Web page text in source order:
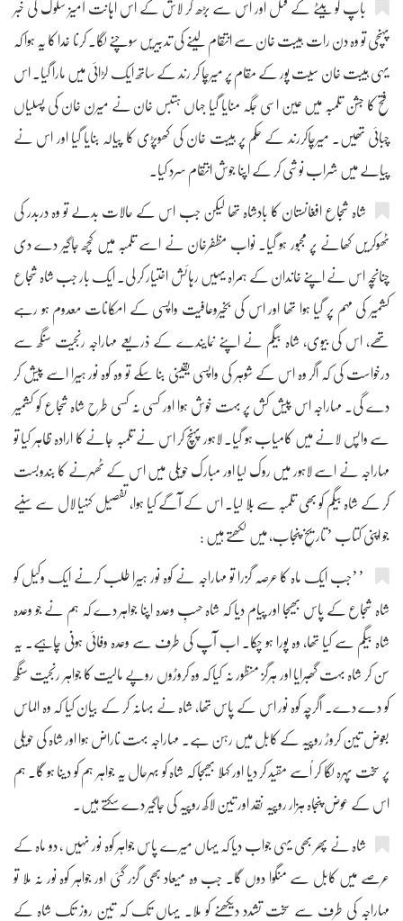
باپ کو بیٹے کے قتل اور اس سے بڑھ کر لاش کے اس اہانت آمیز سلوک کی خبر
پہنچی تو وہ دن رات ہیبت خان سے انتقام لینے کی تدبیریں سوچنے لگا۔ کرنا خدا کا یہ ہوا کہ
یہی ہیبت خان سیت پور کے مقام پر میرچا کر رند کے ساتھ ایک لڑائی میں مارا گیا۔ اس
فتح کا جشن تلمبہ میں عین اسی جگہ منایا گیا جہاں ہتبس خان نے میرن خان کی پسلیاں
چبائی تھیں۔ میرچاکررند کے حکم پر ہیبت خان کی کھوپڑی کا پیالہ بنایا گیا اور اس نے
پیالے میں شراب نوشی کر کے اپنا جوش انتقام سرد کیا۔
شاہ شجاع افغانستان کا بادشاہ تھا لیکن جب اس کے حالات بدلے تو وہ دربدر کی
ٹھوکریں کھانے پر مجبور ہو گیا۔ نواب مظفرخان نے اسے تلمبہ میں کچھ جاگیر دے دی
چنانچہ اس نے اپنے خاندان کے ہمراہ یہیں رہائش اختیار کر لی۔ ایک بار جب شاہ شجاع
کشمیر کی مہم پر گیا ہوا تھا اور اس کی بخیروعافیت واپسی کے امکانات معدوم ہو رہے
تھے، اس کی بیوی، شاہ بیگم نے اپنے نمایندے کے ذریعے مہاراجہ رنجیت سنگھ سے
درخواست کی کہ اگر وہ اس کے شوہر کی واپسی یقینی بنا سکے تو وہ کوہ نور ہیرا اسے پیش کر
دے گی۔ مہاراجہ اس پیش کش پر بہت خوش ہوا اور کسی نہ کسی طرح شاہ شجاع کو کشمیر
سے واپس لانے میں کامیاب ہو گیا۔ لاہور پہنچ کر اس نے تلمبہ جانے کا ارادہ ظاہر کیا تو
مہاراجہ نے اسے لاہور میں روک لیا اور مبارک حویلی میں اس کے ٹھہرنے کا بندوبست
کر کے شاہ بیگم کو بھی تلمبہ سے بلا لیا۔ اس کے آگے کیا ہوا، تفصیل کنہیا لال سے سنیے
جو اپنی کتاب ’تاریخِ پنجاب، میں لکھتے ہیں :
’’جب ایک ماہ کا عرصہ گزرا تو مہاراجہ نے کوہ نور ہیرا طلب کرنے ایک وکیل کو
شاہ شجاع کے پاس بھیجا اور پیام دیا کہ شاہ حسبِ وعدہ اپنا جواہر دے کہ ہم نے جو وعدہ
شاہ بیگم سے کیا تھا، وہ پورا ہو چکا۔ اب آپ کی طرف سے وعدہ وفائی ہونی چاہیے۔ یہ
سن کر شاہ بہت گھبرایا اور ہرگز منظور نہ کیا کہ وہ کروڑوں روپے مالیت کا جواہر رنجیت سنگھ
کو دے دے۔ اگرچہ کوہ نور اس کے پاس تھا، شاہ نے بہانہ کر کے بیان کیا کہ وہ الماس
بعوض تین کروڑ روپیہ کے کابل میں رہن ہے۔ مہاراجہ بہت ناراض ہوا اور شاہ کی حویلی
پر سخت پہرہ لگا کر اُسے مقید کر دیا اور کہلا بھیجا کہ شاہ کو بہرحال یہ جواہر ہم کو دینا ہو گا۔ ہم
اس کے عوض پنجاہ ہزار روپیہ نقد اور تین لاکھ روپیہ کی جاگیر دے سکتے ہیں۔
شاہ نے پھر بھی یہی جواب دیا کہ یہاں میرے پاس جواہر کوہ نور نہیں ، دو ماہ کے
عرصے میں کابل سے منگوا دوں گا۔ جب وہ میعاد بھی گزر گئی اور جواہر کوہ نور نہ ملا تو
مہاراجہ کی طرف سے سخت تشدد دیکھنے کو ملا۔ یہاں تک کہ تین روز تک شاہ کے